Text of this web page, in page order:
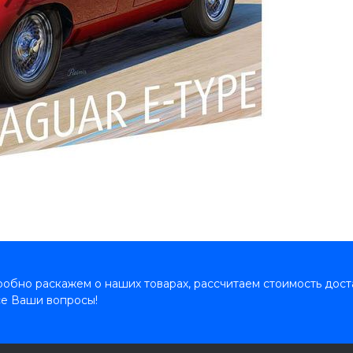
раскажем о наших товарах, рассчитаем стоимость
Ваши вопросы!